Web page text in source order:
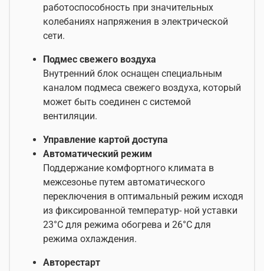
работоспособность при значительных
колебаниях напряжения в электрической
сети.
Подмес свежего воздуха
Внутренний блок оснащен специальным
каналом подмеса свежего воздуха, который
может быть соединен с системой
вентиляции.
Управление картой доступа
Автоматический режим
Поддержание комфортного климата в
межсезонье путем автоматического
переключения в оптимальный режим исходя
из фиксированной температур- ной уставки
23°С для режима обогрева и 26°С для
режима охлаждения.
Авторестарт